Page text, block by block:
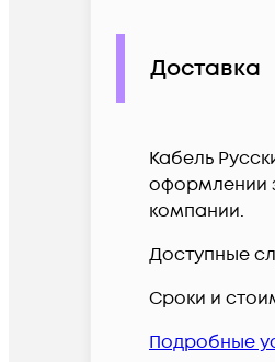
Доставка
Кабель
оформлении
компании.
Доступные
Сроки и
Подробные